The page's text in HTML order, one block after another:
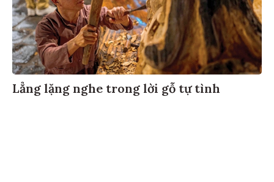
Lẳng lặng nghe trong lời gỗ tự tình